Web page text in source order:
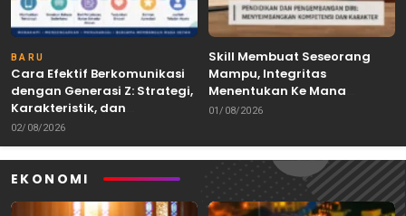
BARU
Cara Efektif Berkomunikasi
dengan Generasi Z: Strategi,
Karakteristik, dan
Tantangannya
02/08/2026
Skill Membuat Seseorang
Mampu, Integritas
Menentukan Ke Mana
Kemampuan Itu Dibawa
01/08/2026
EKONOMI